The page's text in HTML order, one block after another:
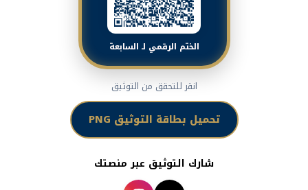
الختم الرقمي لـ السابعة
انقر للتحقق من التوثيق
تحميل بطاقة التوثيق PNG
شارك التوثيق عبر منصتك